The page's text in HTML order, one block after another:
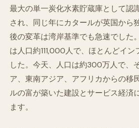
最大の単一炭化水素貯蔵庫として認
され、同じ年にカタールが英国から
後の変革は湾岸基準でも急速でした
は人口約111,000人で、ほとんどイン
した。今天、人口は約300万人で、
ア、東南アジア、アフリカからの移
ルの富が築いた建設とサービス経済
ます。